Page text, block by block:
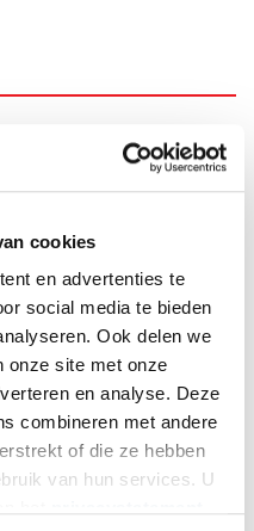
cookies
en advertenties te
social media te bieden
Ook delen we
onze site met onze
en analyse. Deze
combineren met andere
of die ze hebben
van hun services. U
onsprivacybeleid .
reactie.